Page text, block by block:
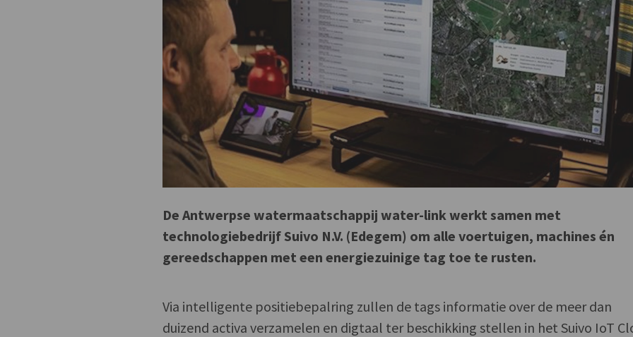
De Antwerpse watermaatschappij water-link werkt samen met
technologiebedrijf Suivo N.V. (Edegem) om alle voertuigen, machines én
gereedschappen met een energiezuinige tag toe te rusten.
Via intelligente positiebepalring zullen de tags informatie over de meer dan
duizend activa verzamelen en digtaal ter beschikking stellen in het Suivo IoT